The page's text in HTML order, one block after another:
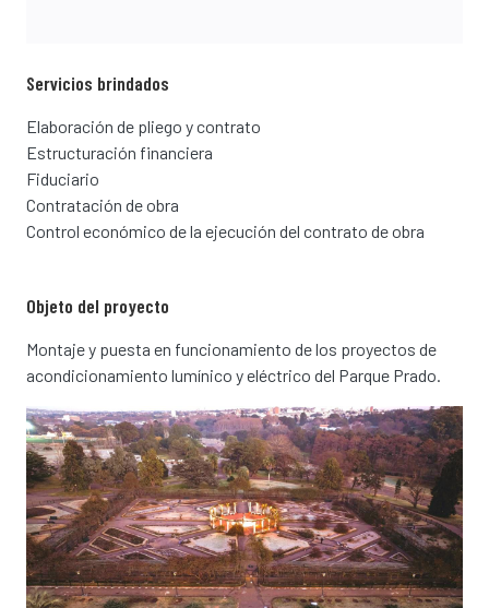
Servicios brindados
Elaboración de pliego y contrato
Estructuración financiera
Fiduciario
Contratación de obra
Control económico de la ejecución del contrato de obra
Objeto del proyecto
Montaje y puesta en funcionamiento de los proyectos de
acondicionamiento lumínico y eléctrico del Parque Prado.